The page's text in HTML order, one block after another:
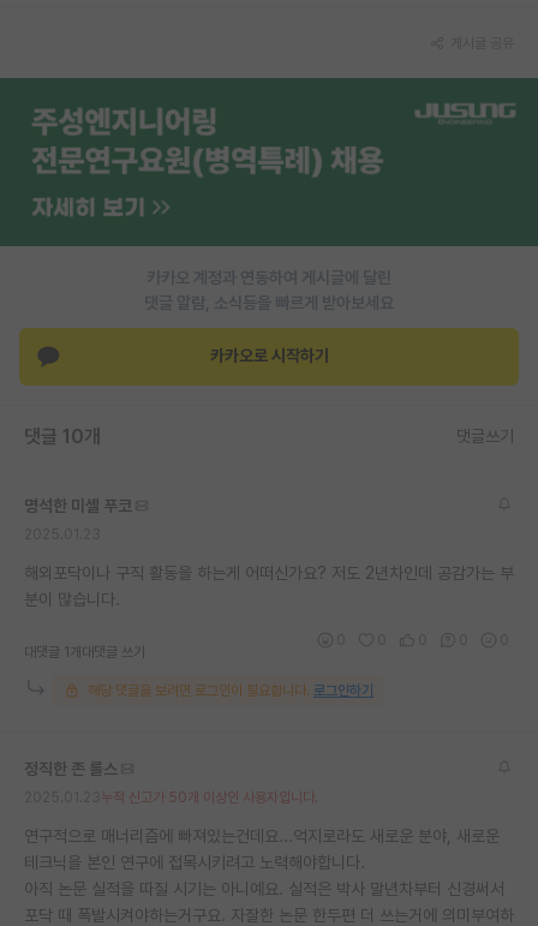
이벤트
반도체 아카데미
재팬라운지 🌸
카카오 계정과 연동하여 게시글에 달린
댓글 알람, 소식등을 빠르게 받아보세요
카카오로 시작하기
댓글 10개 댓글쓰기
명석한 미셸 푸코
해외포닥이나 구직 활동을 하는게 어떠신가요? 저도 2년차인데 공감가는 부
분이 많습니다.
대댓글 1개 대댓글 쓰기
해당 댓글을 보려면 로그인이 필요합니다. 로그인하기
정직한 존 롤스
누적 신고가 50개 이상인 사용자입니다.
연구적으로 매너리즘에 빠져있는건데요...억지로라도 새로운 분야, 새로운
테크닉을 본인 연구에 접목시키려고 노력해야합니다.
아직 논문 실적을 따질 시기는 아니예요. 실적은 박사 말년차부터 신경써서
포닥 때 폭발시켜야하는거구요. 자잘한 논문 한두편 더 쓰는거에 의미부여하